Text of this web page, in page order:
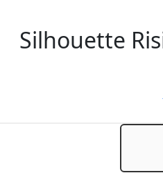
Silhouette